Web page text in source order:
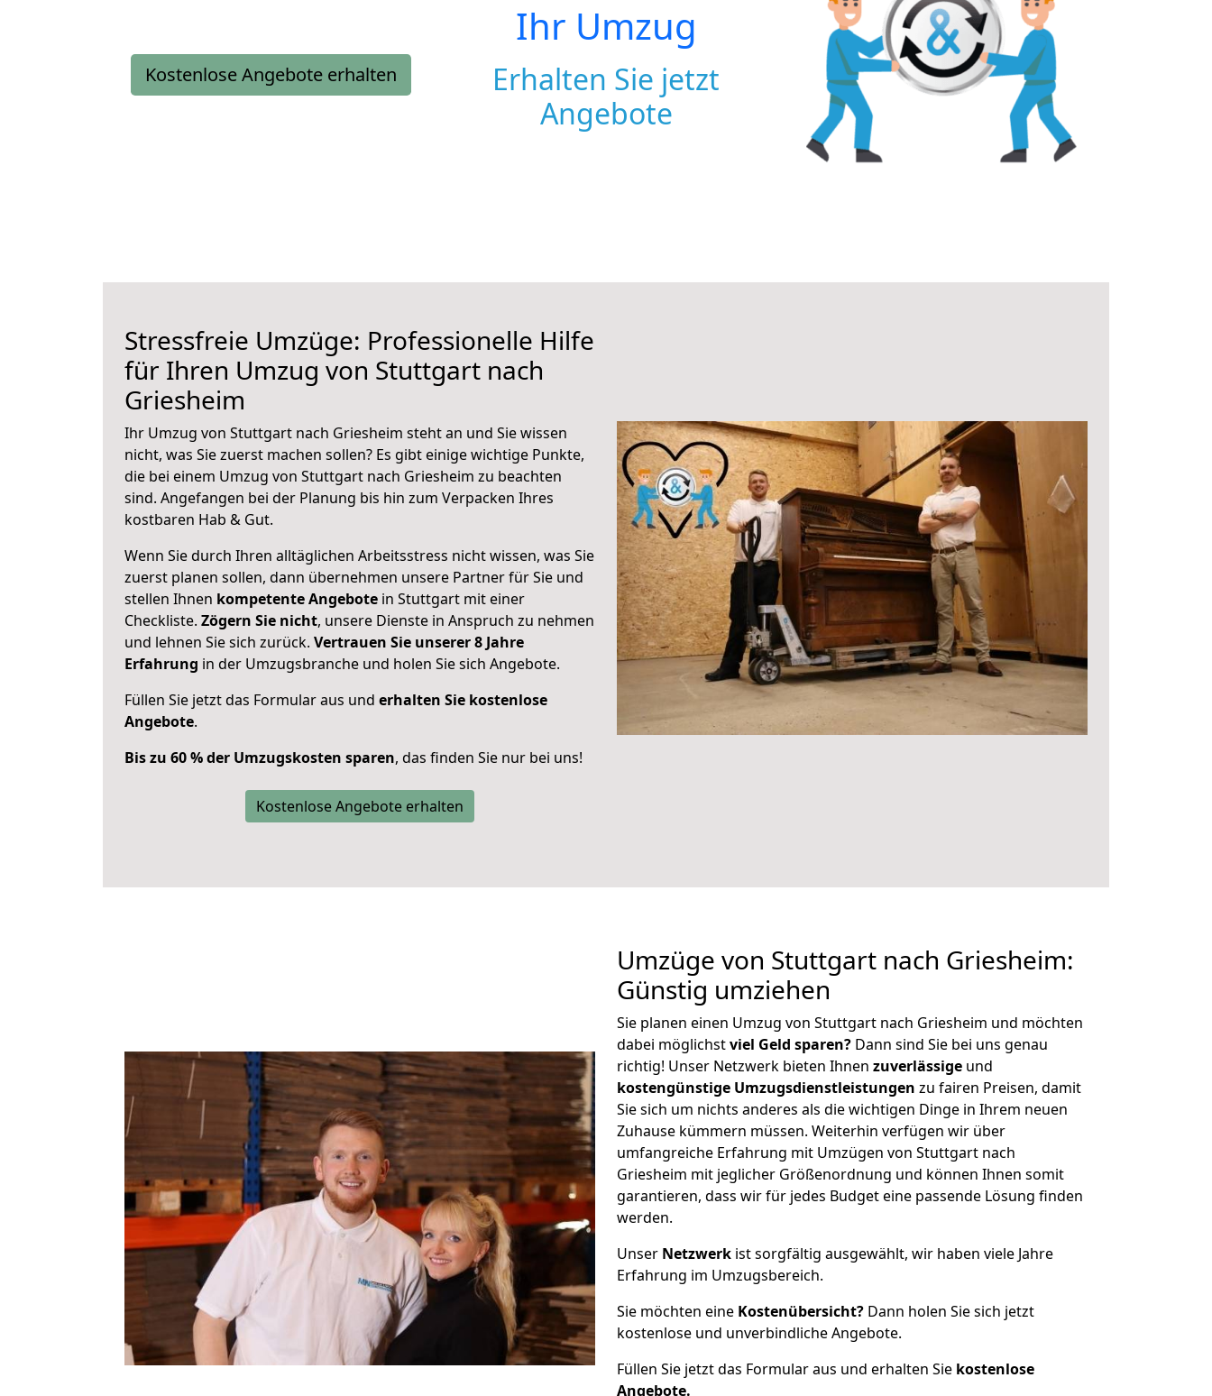
Kostenlose Angebote erhalten
Ihr Umzug
Erhalten Sie jetzt
Angebote
Stressfreie Umzüge: Professionelle Hilfe
für Ihren Umzug von Stuttgart nach
Griesheim
Ihr Umzug von Stuttgart nach Griesheim steht an und Sie wissen
nicht, was Sie zuerst machen sollen? Es gibt einige wichtige Punkte,
die bei einem Umzug von Stuttgart nach Griesheim zu beachten
sind. Angefangen bei der Planung bis hin zum Verpacken Ihres
kostbaren Hab & Gut.
Wenn Sie durch Ihren alltäglichen Arbeitsstress nicht wissen, was Sie
zuerst planen sollen, dann übernehmen unsere Partner für Sie und
stellen Ihnen kompetente Angebote in Stuttgart mit einer
Checkliste. Zögern Sie nicht, unsere Dienste in Anspruch zu nehmen
und lehnen Sie sich zurück. Vertrauen Sie unserer 8 Jahre
Erfahrung in der Umzugsbranche und holen Sie sich Angebote.
Füllen Sie jetzt das Formular aus und erhalten Sie kostenlose
Angebote.
Bis zu 60 % der Umzugskosten sparen, das finden Sie nur bei uns!
Kostenlose Angebote erhalten
Umzüge von Stuttgart nach Griesheim:
Günstig umziehen
Sie planen einen Umzug von Stuttgart nach Griesheim und möchten
dabei möglichstviel Geld sparen? Dann sind Sie bei uns genau
richtig! Unser Netzwerk bieten Ihnen zuverlässige und
kostengünstige Umzugsdienstleistungen zu fairen Preisen, damit
Sie sich um nichts anderes als die wichtigen Dinge in Ihrem neuen
Zuhause kümmern müssen. Weiterhin verfügen wir über
umfangreiche Erfahrung mit Umzügen von Stuttgart nach
Griesheim mit jeglicher Größenordnung und können Ihnen somit
garantieren, dass wir für jedes Budget eine passende Lösung finden
werden.
Unser Netzwerk ist sorgfältig ausgewählt, wir haben viele Jahre
Erfahrung im Umzugsbereich.
Sie möchten eine Kostenübersicht? Dann holen Sie sich jetzt
kostenlose und unverbindliche Angebote.
Füllen Sie jetzt das Formular aus und erhalten Sie kostenlose
Angebote.